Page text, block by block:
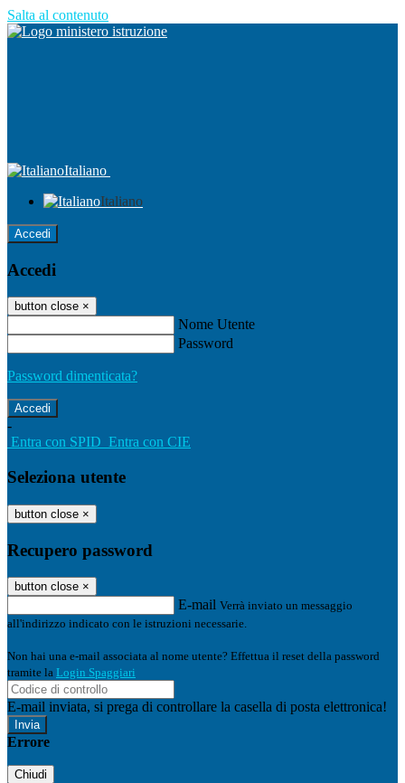
Salta al contenuto
Italiano
Italiano
Accedi
Accedi
button close ×
Nome Utente
Password
Password dimenticata?
-
Entra con SPID Entra con CIE
Seleziona utente
button close ×
Recupero password
button close ×
E-mail Verrà inviato un messaggio
all'indirizzo indicato con le istruzioni necessarie.
Non hai una e-mail associata al nome utente? Effettua il reset della password
tramite la Login Spaggiari
E-mail inviata, si prega di controllare la casella di posta elettronica!
Errore
Chiudi